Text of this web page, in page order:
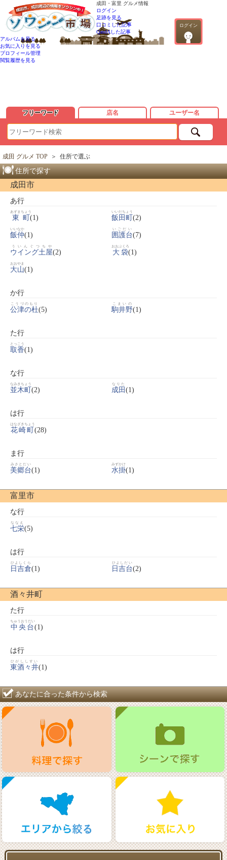
成田・富里 グルメ情報
ログイン
ログイン
足跡を見る
口コミした記事
QandAした記事
アルバムを見る
お気に入りを見る
プロフィール管理
閲覧履歴を見る
フリーワード 店名 ユーザー名
成田 グルメ TOP ＞ 住所で選ぶ
住所で探す
成田市
あ行
東町
あずまちょう
(1) 飯田町
いいだちょう
(2)
飯仲
いいなか
(1) 囲護台
いごだい
(7)
ウイング土屋
ういんぐつちや
(2) 大袋
おおぶくろ
(1)
大山
おおやま
(1)
か行
公津の杜
こうづのもり
(5) 駒井野
こまいの
(1)
た行
取香
とっこう
(1)
な行
並木町
なみきちょう
(2) 成田
なりた
(1)
は行
花崎町
はなざきちょう
(28)
ま行
美郷台
みさとだい
(1) 水掛
みずかけ
(1)
富里市
な行
七栄
ななえ
(5)
は行
日吉倉
ひよしくら
(1) 日吉台
ひよしだい
(2)
酒々井町
た行
中央台
ちゅうおうだい
(1)
は行
東酒々井
ひがししすい
(1)
あなたに合った条件から検索